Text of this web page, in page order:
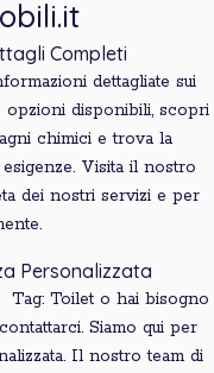
Completi
dettagliate sui
disponibili, scopri
chimici e trova la
Visita il nostro
dei nostri servizi e per
Personalizzata
Tag: Toilet o hai bisogno
Siamo qui per
Il nostro team di